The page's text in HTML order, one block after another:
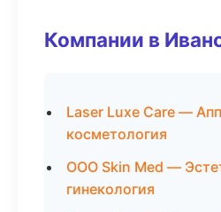
Компании в
Laser Luxe Care —
косметология
ООО Skin Med —
гинекология